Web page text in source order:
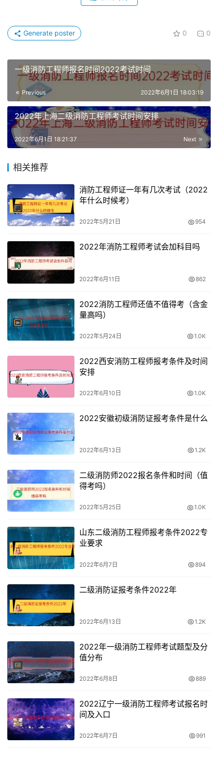
构，还要积极聘用注册消防工程师，组建专业的管理团队实
施规范的管理，同时要建立健全微型消防站，常态开展内部
期火灾”。
2、积分落户大城市
很多城市对于注册消防工程师等高端人才，都开放了积分落
户以及各种福利政策，如天津在“海河英才”行动计划上，持
有注册消防工程师证书就可以直接落户，而在北京也有加分
根据国家公安部消防局介绍，未来的几年内，我国将大量需
要一级消防工程师人才，总数接近50万左右，但是目前我
国在职的一消人才是远远不够的，在各行各业凡是具有消防
责任的单位，都需要配备相应数量的消防工程师人才才能取
得相应资质，需求量巨大。
0 0
Generate poster
一级消防工程师报名时间2022考试时间
Previous 2022年6月1日 18:03:19
2022年上海二级消防工程师考试时间安排
Next
2022年6月1日 18:21:37
相关推荐
消防工程师证一年有几次考试（2022
年什么时候考）
2022年5月21日 954
2022年消防工程师考试会加科目吗
2022年6月11日 862
2022消防工程师还值不值得考（含金
量高吗）
2022年5月24日 1.0K
2022西安消防工程师报考条件及时间
安排
2022年6月10日 1.0K
2022安徽初级消防证报考条件是什么
2022年6月13日 1.2K
二级消防师2022报名条件和时间（值
得考吗）
2022年5月25日 1.0K
山东二级消防工程师报考条件2022专
业要求
2022年6月7日 894
二级消防证报考条件2022年
2022年6月13日 1.2K
2022年一级消防工程师考试题型及分
值分布
2022年6月8日 889
2022辽宁一级消防工程师考试报名时
间及入口
2022年6月7日 991